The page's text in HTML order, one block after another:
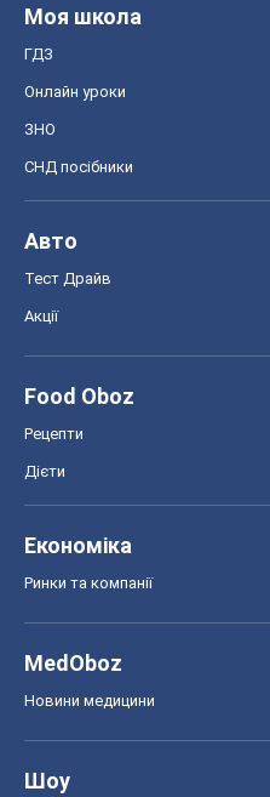
Моя школа
ГДЗ
Онлайн уроки
ЗНО
СНД посібники
Авто
Тест Драйв
Акції
Food Oboz
Рецепти
Дієти
Економіка
Ринки та компанії
MedOboz
Новини медицини
Шоу